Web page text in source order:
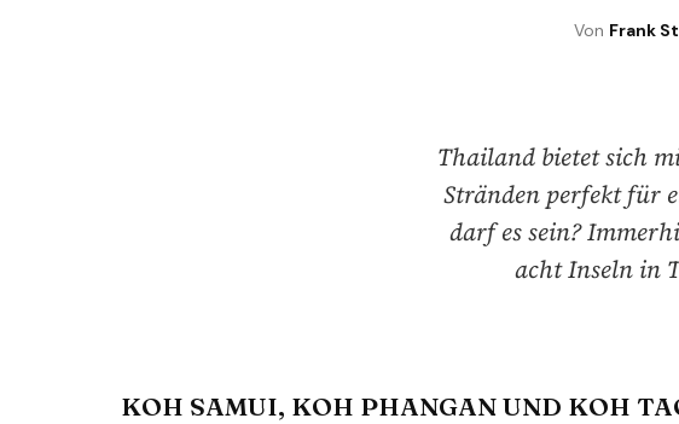
Von Frank
Thailand bietet sich
Stränden perfekt für
darf es sein?
acht Inseln in
KOH SAMUI, KOH PHANGANUND KOH